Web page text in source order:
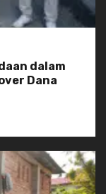
dalam
Dana